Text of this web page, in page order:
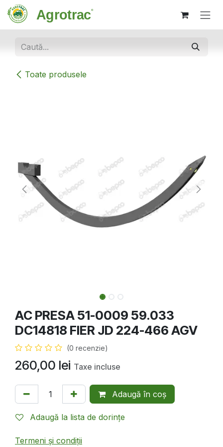
Sari la conținut
Toate produsele
AC PRESA 51-0009 59.033
DC14818 FIER JD 224-466 AGV
(0 recenzie)
260,00 lei Taxe incluse
Adaugă în coș
Adaugă la lista de dorințe
Termeni și condiții